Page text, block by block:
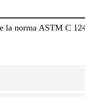
norma ASTM C